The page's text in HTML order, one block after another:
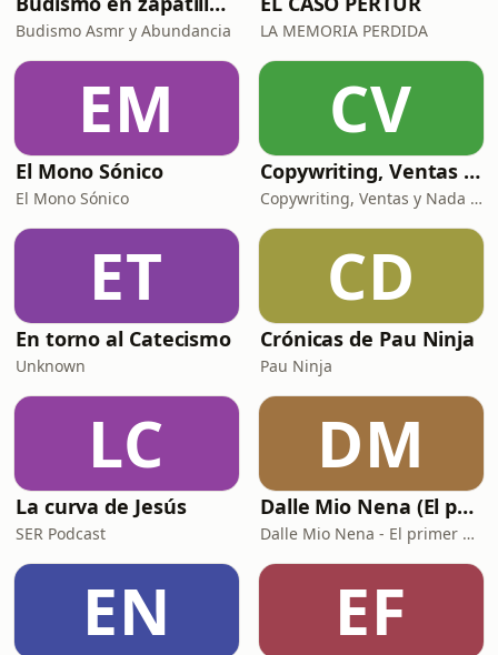
Budismo Asmr y Abundancia LA MEMORIA PERDIDA
EM
El Mono Sónico
El Mono Sónico
CV
Copywriting, Ventas y Nada que perder
Copywriting, Ventas y Nada que Perder
ET
En torno al Catecismo
Unknown
CD
Crónicas de Pau Ninja
Pau Ninja
LC
La curva de Jesús
SER Podcast
DM
Dalle Mio Nena (El primer podcast rural de España)
Dalle Mio Nena - El primer podcast rural de España
EN EF